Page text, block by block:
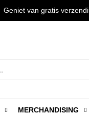
Geniet van gratis
MERCHANDISING